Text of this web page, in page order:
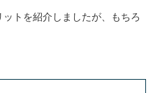
トを紹介しましたが、もちろ